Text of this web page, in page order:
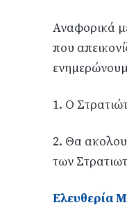
Αναφορικά
που
1. Ο
2. Θα
των
Ελευθερία